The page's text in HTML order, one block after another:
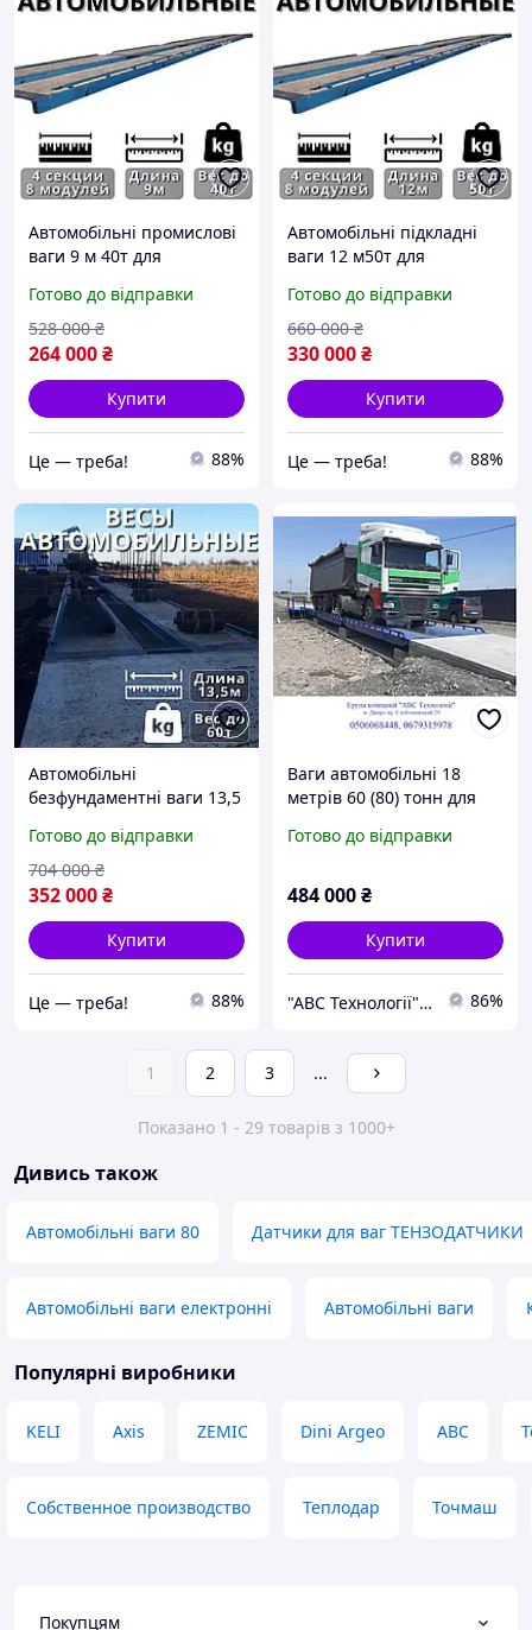
Автомобільні промислові
ваги 9 м 40т для
безфундаментні
автомобільні
електронні|BUY NOW
Готово до відправки
264 000₴
528 000 ₴
Купити
Це — треба! 88%
Автомобільні підкладні
ваги 12 м50т для
елеваторів,
безфундаментні
автомобільні|BUY NOW
Готово до відправки
330 000₴
660 000 ₴
Купити
Це — треба! 88%
Автомобільні
безфундаментні ваги 13,5
автомобілів та
елеваторів, вантажні
ваги для|BUY NOW
Готово до відправки
352 000₴
704 000 ₴
Купити
Це — треба! 88%
Ваги автомобільні 18
метрів 60 (80) тонн для
ВА18-60
Готово до відправки
484 000₴
Купити
"АВС Технології" Група компаній 86%
1 2 3 ...
Показано 1 - 29 товарів з 1000+
Дивись також
Автомобільні ваги 80 Датчики для ваг ТЕНЗОДАТЧИКИ
Автомобільні ваги електронні Автомобільні ваги
Популярні виробники
KELI Axis ZEMIC Dini Argeo АВС
Собственное производство Теплодар Точмаш
Покупцям